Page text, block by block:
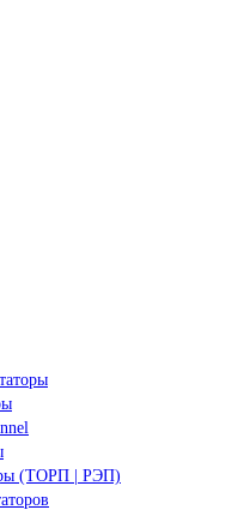
(ТОРП | РЭП)